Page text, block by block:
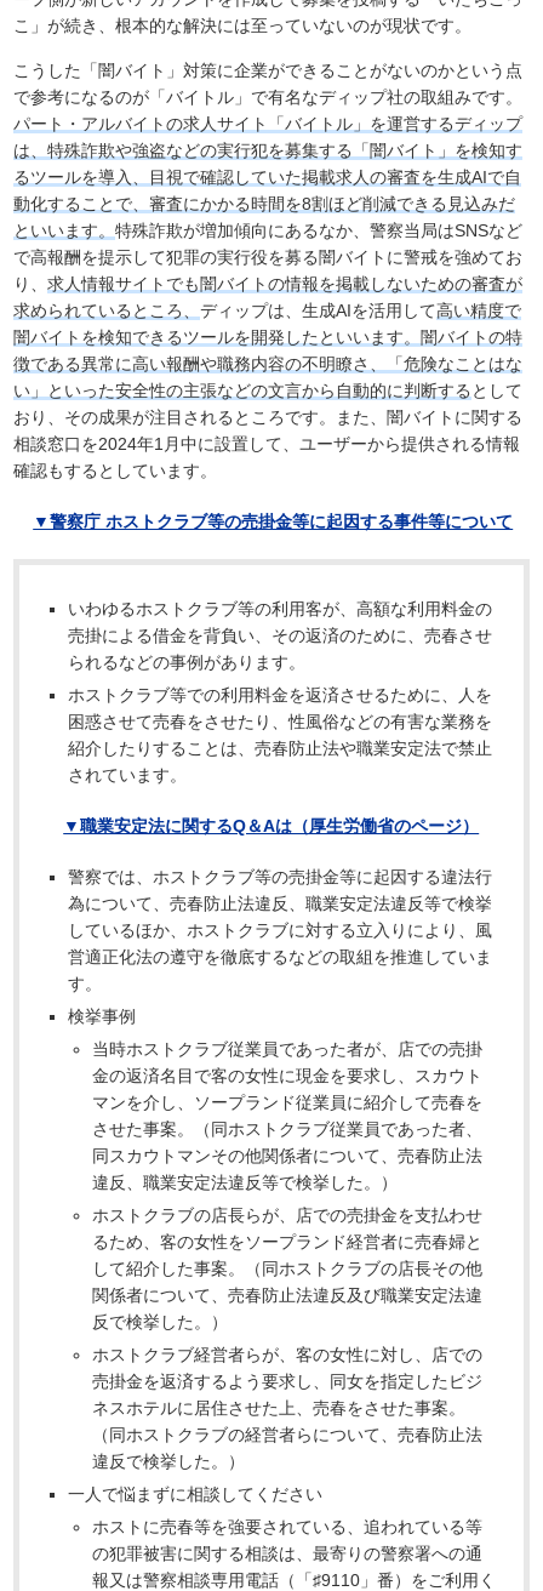
こ」が続き、根本的な解決には至っていないのが現状です。
こうした「闇バイト」対策に企業ができることがないのかという点
で参考になるのが「バイトル」で有名なディップ社の取組みです。
パート・アルバイトの求人サイト「バイトル」を運営するディップ
は、特殊詐欺や強盗などの実行犯を募集する「闇バイト」を検知す
るツールを導入、目視で確認していた掲載求人の審査を生成AIで自
動化することで、審査にかかる時間を8割ほど削減できる見込みだ
といいます。特殊詐欺が増加傾向にあるなか、警察当局はSNSなど
で高報酬を提示して犯罪の実行役を募る闇バイトに警戒を強めてお
り、求人情報サイトでも闇バイトの情報を掲載しないための審査が
求められているところ、ディップは、生成AIを活用して高い精度で
闇バイトを検知できるツールを開発したといいます。闇バイトの特
徴である異常に高い報酬や職務内容の不明瞭さ、「危険なことはな
い」といった安全性の主張などの文言から自動的に判断する として
おり、その成果が注目されるところです。また、闇バイトに関する
相談窓口を2024年1月中に設置して、ユーザーから提供される情報
確認もするとしています。
▼警察庁 ホストクラブ等の売掛金等に起因する事件等について
いわゆるホストクラブ等の利用客が、高額な利用料金の
売掛による借金を背負い、その返済のために、売春させ
られるなどの事例があります。
ホストクラブ等での利用料金を返済させるために、人を
困惑させて売春をさせたり、性風俗などの有害な業務を
紹介したりすることは、売春防止法や職業安定法で禁止
されています。
▼職業安定法に関するQ＆Aは（厚生労働省のページ）
警察では、ホストクラブ等の売掛金等に起因する違法行
為について、売春防止法違反、職業安定法違反等で検挙
しているほか、ホストクラブに対する立入りにより、風
営適正化法の遵守を徹底するなどの取組を推進していま
す。
検挙事例
当時ホストクラブ従業員であった者が、店での売掛
金の返済名目で客の女性に現金を要求し、スカウト
マンを介し、ソープランド従業員に紹介して売春を
させた事案。（同ホストクラブ従業員であった者、
同スカウトマンその他関係者について、売春防止法
違反、職業安定法違反等で検挙した。）
ホストクラブの店長らが、店での売掛金を支払わせ
るため、客の女性をソープランド経営者に売春婦と
して紹介した事案。（同ホストクラブの店長その他
関係者について、売春防止法違反及び職業安定法違
反で検挙した。）
ホストクラブ経営者らが、客の女性に対し、店での
売掛金を返済するよう要求し、同女を指定したビジ
ネスホテルに居住させた上、売春をさせた事案。
（同ホストクラブの経営者らについて、売春防止法
違反で検挙した。）
一人で悩まずに相談してください
ホストに売春等を強要されている、追われている等
の犯罪被害に関する相談は、最寄りの警察署への通
報又は警察相談専用電話（「♯9110」番）をご利用く